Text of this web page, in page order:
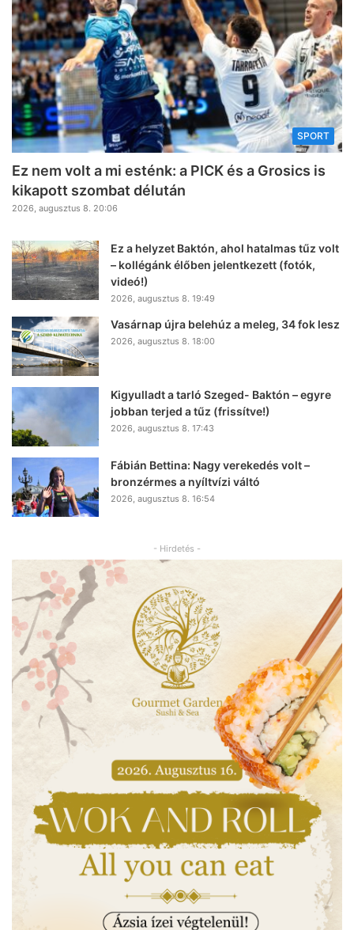
SPORT
Ez nem volt a mi esténk: a PICK és a Grosics is
kikapott szombat délután
2026, augusztus 8. 20:06
Ez a helyzet Baktón, ahol hatalmas tűz volt
– kollégánk élőben jelentkezett (fotók,
videó!)
2026, augusztus 8. 19:49
Vasárnap újra belehúz a meleg, 34 fok lesz
2026, augusztus 8. 18:00
Kigyulladt a tarló Szeged- Baktón – egyre
jobban terjed a tűz (frissítve!)
2026, augusztus 8. 17:43
Fábián Bettina: Nagy verekedés volt –
bronzérmes a nyíltvízi váltó
2026, augusztus 8. 16:54
- Hirdetés -